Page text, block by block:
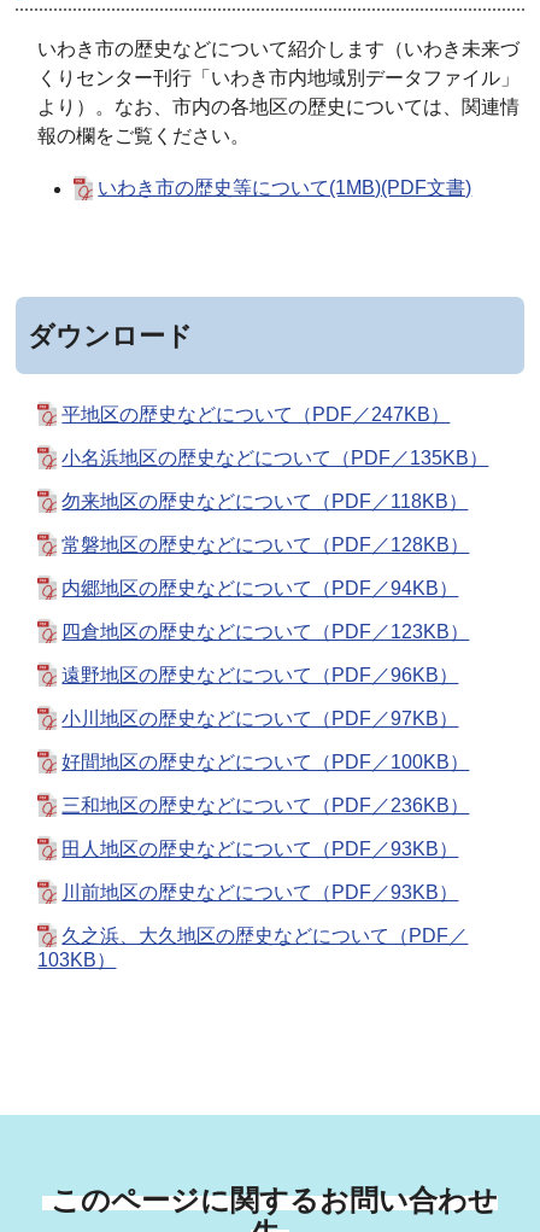
いわき市の歴史などについて紹介します（いわき未来づ
くりセンター刊行「いわき市内地域別データファイル」
より）。なお、市内の各地区の歴史については、関連情
報の欄をご覧ください。
いわき市の歴史等について(1MB)(PDF文書)
ダウンロード
平地区の歴史などについて（PDF／247KB）
小名浜地区の歴史などについて（PDF／135KB）
勿来地区の歴史などについて（PDF／118KB）
常磐地区の歴史などについて（PDF／128KB）
内郷地区の歴史などについて（PDF／94KB）
四倉地区の歴史などについて（PDF／123KB）
遠野地区の歴史などについて（PDF／96KB）
小川地区の歴史などについて（PDF／97KB）
好間地区の歴史などについて（PDF／100KB）
三和地区の歴史などについて（PDF／236KB）
田人地区の歴史などについて（PDF／93KB）
川前地区の歴史などについて（PDF／93KB）
久之浜、大久地区の歴史などについて（PDF／
103KB）
このページに関するお問い合わせ